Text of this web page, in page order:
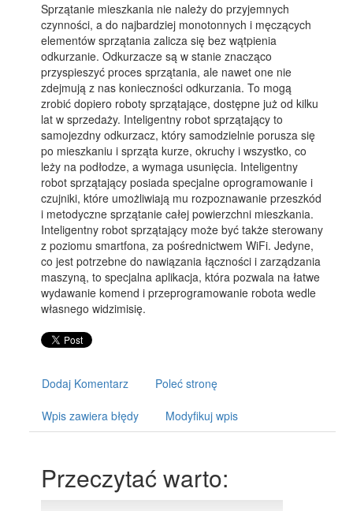
Sprzątanie mieszkania nie należy do przyjemnych
czynności, a do najbardziej monotonnych i męczących
elementów sprzątania zalicza się bez wątpienia
odkurzanie. Odkurzacze są w stanie znacząco
przyspieszyć proces sprzątania, ale nawet one nie
zdejmują z nas konieczności odkurzania. To mogą
zrobić dopiero roboty sprzątające, dostępne już od kilku
lat w sprzedaży. Inteligentny robot sprzątający to
samojezdny odkurzacz, który samodzielnie porusza się
po mieszkaniu i sprząta kurze, okruchy i wszystko, co
leży na podłodze, a wymaga usunięcia. Inteligentny
robot sprzątający posiada specjalne oprogramowanie i
czujniki, które umożliwiają mu rozpoznawanie przeszkód
i metodyczne sprzątanie całej powierzchni mieszkania.
Inteligentny robot sprzątający może być także sterowany
z poziomu smartfona, za pośrednictwem WiFi. Jedyne,
co jest potrzebne do nawiązania łączności i zarządzania
maszyną, to specjalna aplikacja, która pozwala na łatwe
wydawanie komend i przeprogramowanie robota wedle
własnego widzimisię.
Dodaj Komentarz Poleć stronę
Wpis zawiera błędy Modyfikuj wpis
Przeczytać warto: